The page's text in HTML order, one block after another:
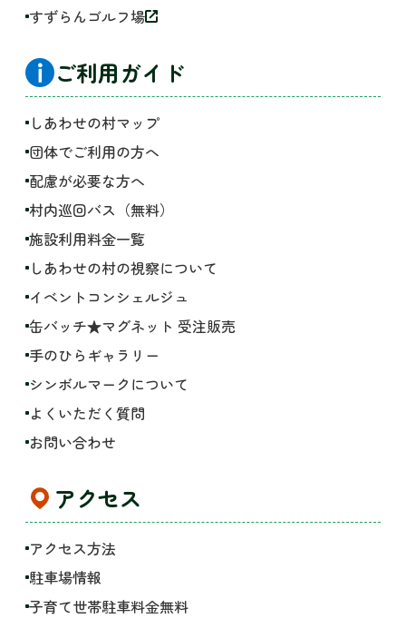
すずらんゴルフ場
ご利用ガイド
しあわせの村マップ
団体でご利用の方へ
配慮が必要な方へ
村内巡回バス（無料）
施設利用料金一覧
しあわせの村の視察について
イベントコンシェルジュ
缶バッチ★マグネット 受注販売
手のひらギャラリー
シンボルマークについて
よくいただく質問
お問い合わせ
アクセス
アクセス方法
駐車場情報
子育て世帯駐車料金無料